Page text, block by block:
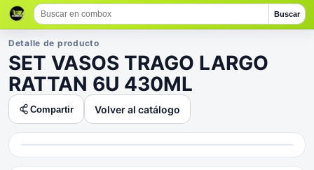
Buscar
Detalle de producto
SET VASOS TRAGO LARGO
RATTAN 6U 430ML
Compartir Volver al catálogo